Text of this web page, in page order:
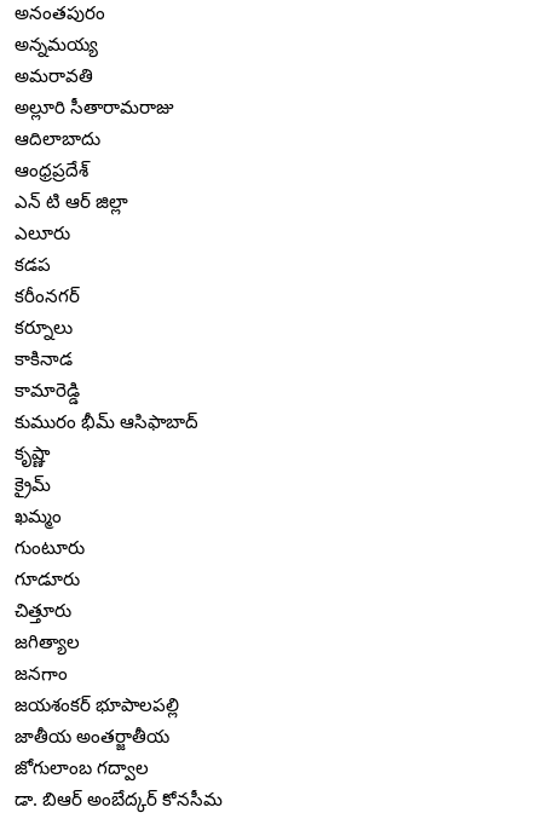
అనంతపురం
అన్నమయ్య
అమరావతి
అల్లూరి సీతారామరాజు
ఆదిలాబాదు
ఆంధ్రప్రదేశ్
ఎన్ టి ఆర్ జిల్లా
ఎలూరు
కడప
కరీంనగర్
కర్నూలు
కాకినాడ
కామారెడ్డి
కుమురం భీమ్ ఆసిఫాబాద్
కృష్ణా
క్రైమ్
ఖమ్మం
గుంటూరు
గూడూరు
చిత్తూరు
జగిత్యాల
జనగాం
జయశంకర్ భూపాలపల్లి
జాతీయ అంతర్జాతీయ
జోగులాంబ గద్వాల
డా. బిఆర్ అంబేద్కర్ కోనసీమ